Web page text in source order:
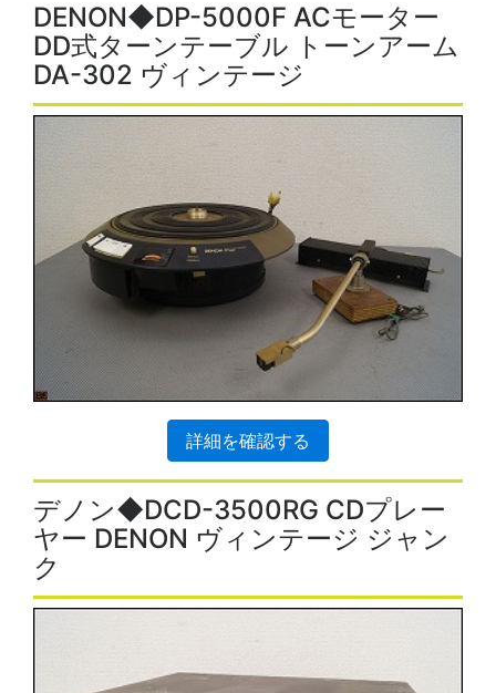
DENON◆DP-5000F ACモーター
DD式ターンテーブル トーンアーム
DA-302 ヴィンテージ
詳細を確認する
デノン◆DCD-3500RG CDプレー
ヤー DENON ヴィンテージ ジャン
ク